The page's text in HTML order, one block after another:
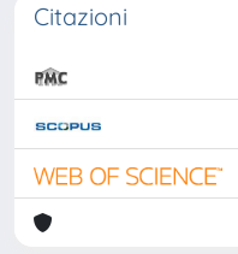
Citazioni